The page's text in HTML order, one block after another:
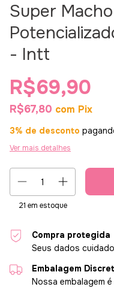
Super
- Intt
R$69,90
R$67,80 com Pix
3% de desconto
Ver mais detalhes
21 em estoque
Compra protegida
Seus dados
Embalagem
Nossa embalagem